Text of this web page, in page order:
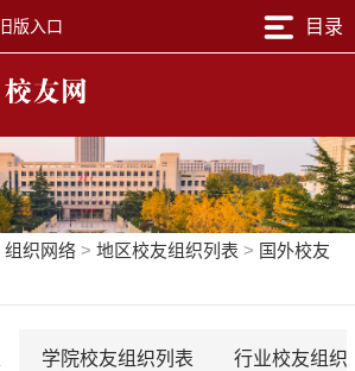
版入口 目录
组织网络> 地区校友组织列表 > 国外校友
学院校友组织列表 行业校友组织